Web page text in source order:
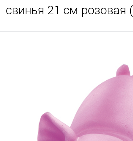
свинья 21 см розовая